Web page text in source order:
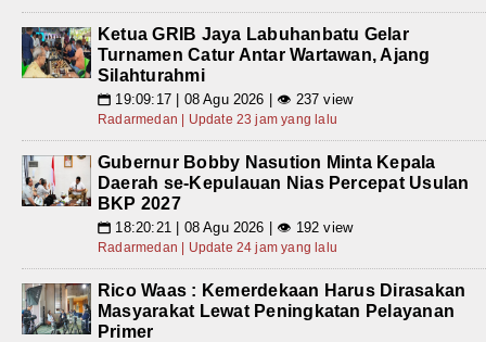
Ketua GRIB Jaya Labuhanbatu Gelar
Turnamen Catur Antar Wartawan, Ajang
Silahturahmi
📅 19:09:17 | 08 Agu 2026 | 👁 237 view
Radarmedan | Update 23 jam yang lalu
Gubernur Bobby Nasution Minta Kepala
Daerah se-Kepulauan Nias Percepat Usulan
BKP 2027
📅 18:20:21 | 08 Agu 2026 | 👁 192 view
Radarmedan | Update 24 jam yang lalu
Rico Waas : Kemerdekaan Harus Dirasakan
Masyarakat Lewat Peningkatan Pelayanan
Primer